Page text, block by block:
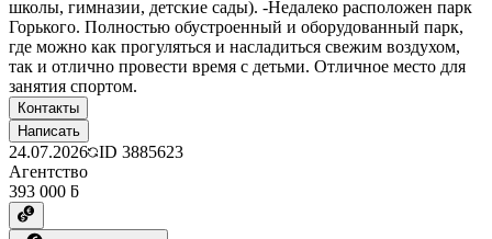
школы, гимназии, детские сады). -Недалеко расположен парк
Горького. Полностью обустроенный и оборудованный парк,
где можно как прогуляться и насладиться свежим воздухом,
так и отлично провести время с детьми. Отличное место для
занятия спортом.
Контакты
Написать
24.07.2026 ID 3885623
Агентство
393 000 ƃ